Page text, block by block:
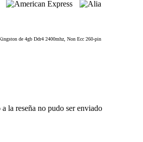
de 4gb Ddr4 2400mhz, Non Ecc 260-pin
la reseña no pudo ser enviado